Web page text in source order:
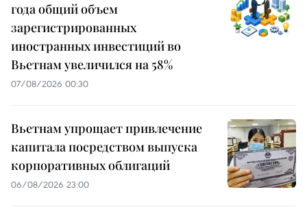
года общий объем
зарегистрированных
иностранных инвестиций во
Вьетнам увеличился на 58%
07/08/2026 00:30
Вьетнам упрощает привлечение
капитала посредством выпуска
корпоративных облигаций
06/08/2026 23:00